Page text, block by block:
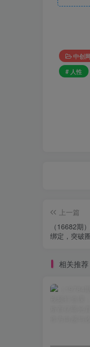
中创网
# 人性
上一篇
（16682期
绑定，突破
相关推荐